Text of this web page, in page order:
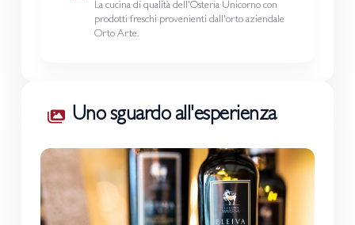
La cucina di qualità dell'Osteria Unicorno con
prodotti freschi provenienti dall'orto aziendale
Orto Arte.
Uno sguardo all'esperienza